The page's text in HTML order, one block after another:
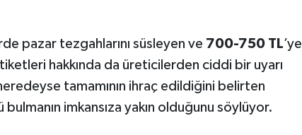
pazar tezgahlarını süsleyen ve 700-750 TL’ye
hakkında da üreticilerden ciddi bir uyarı
tamamının ihraç edildiğini belirten
imkansıza yakın olduğunu söylüyor.